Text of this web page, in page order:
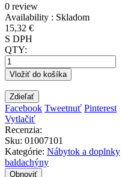
0 review
Availability : Skladom
15,32 €
S DPH
QTY:
Vložiť do košíka
Zdieľať
Facebook Tweetnuť Pinterest
Vytlačiť
Recenzia:
Sku: 01007101
Kategórie: Nábytok a doplnky
baldachýny